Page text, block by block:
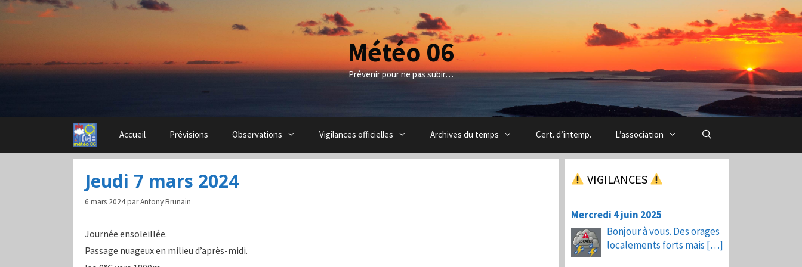
Aller
Météo 06
Prévenir pour ne pas subir…
Accueil Prévisions Observations Vigilances officielles Archives du temps Cert. d’intemp. L’association
Jeudi 7 mars 2024
6 mars 2024parAntony Brunain
Journée ensoleillée.
Passage nuageux en milieu d’après-midi.
VIGILANCES
Mercredi 4 juin 2025
Bonjour à vous. Des orages
localements forts mais […]